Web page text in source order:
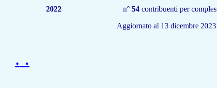
2022
n° 54contribuenti per
Aggiornato al 13 dicembre 2023
. .